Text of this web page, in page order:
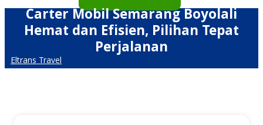
Carter Mobil Semarang Boyolali
Hemat dan Efisien, Pilihan Tepat
Perjalanan
Eltrans Travel